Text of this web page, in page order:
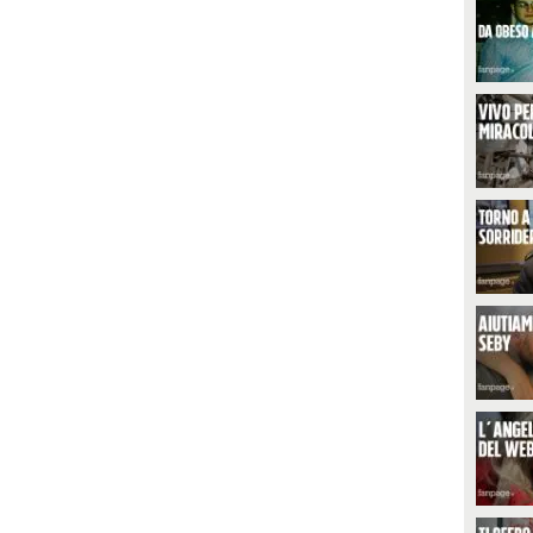
archiviato come suicidio nel 2025.
Ma i dubbi della famiglia restano.
anomalie sui rilievi investigativi e
fragilità vieni giudicato inadatto".